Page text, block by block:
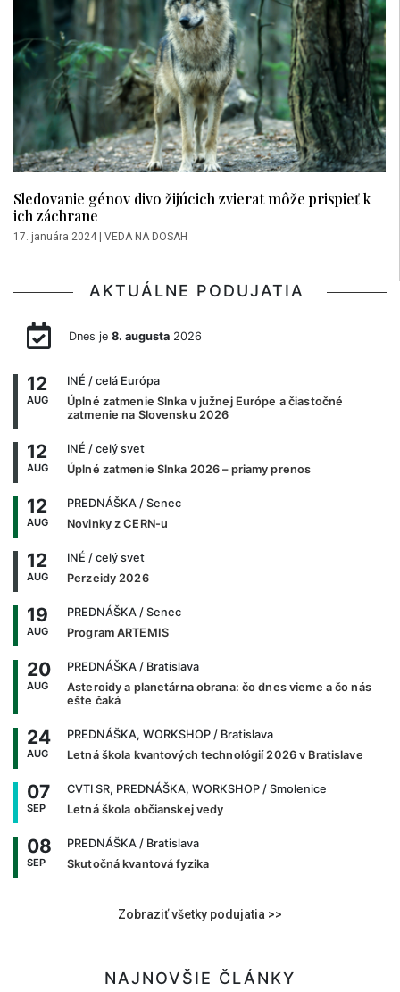
Sledovanie génov divo žijúcich zvierat môže prispieť k
ich záchrane
17. januára 2024 VEDA NA DOSAH
AKTUÁLNE PODUJATIA
Dnes je 8. augusta2026
12
AUG
INÉ / celá Európa
Úplné zatmenie Slnka v južnej Európe a čiastočné
zatmenie na Slovensku 2026
12
AUG
INÉ / celý svet
Úplné zatmenie Slnka 2026 – priamy prenos
12
AUG
PREDNÁŠKA / Senec
Novinky z CERN-u
12
AUG
INÉ / celý svet
Perzeidy 2026
19
AUG
PREDNÁŠKA / Senec
Program ARTEMIS
20
AUG
PREDNÁŠKA / Bratislava
Asteroidy a planetárna obrana: čo dnes vieme a čo nás
ešte čaká
24
AUG
PREDNÁŠKA, WORKSHOP / Bratislava
Letná škola kvantových technológií 2026 v Bratislave
07
SEP
CVTI SR, PREDNÁŠKA, WORKSHOP / Smolenice
Letná škola občianskej vedy
08
SEP
PREDNÁŠKA / Bratislava
Skutočná kvantová fyzika
Zobraziť všetky podujatia >>
NAJNOVŠIE ČLÁNKY